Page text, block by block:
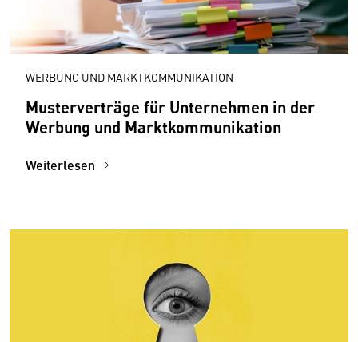
WERBUNG UND MARKTKOMMUNIKATION
Musterverträge für Unternehmen in der
Werbung und Marktkommunikation
Weiterlesen